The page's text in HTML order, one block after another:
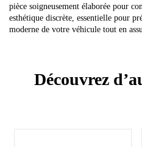
pièce soigneusement élaborée pour
esthétique discrète, essentielle pour
moderne de votre véhicule tout en
Découvrez